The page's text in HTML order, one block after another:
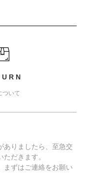
ついて
ありましたら、至急交
だきます。
まずはご連絡をお願い